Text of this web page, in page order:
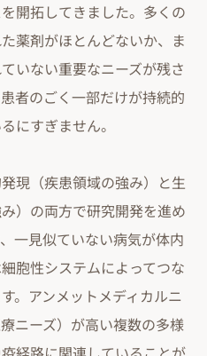
開拓してきました。多くの
薬剤がほとんどないか、ま
いない重要なニーズが残さ
者のごく一部だけが持続的
にすぎません。
現（疾患領域の強み）と生
）の両方で研究開発を進め
一見似ていない病気が体内
胞性システムによってつな
。アンメットメディカルニ
ニーズ）が高い複数の多様